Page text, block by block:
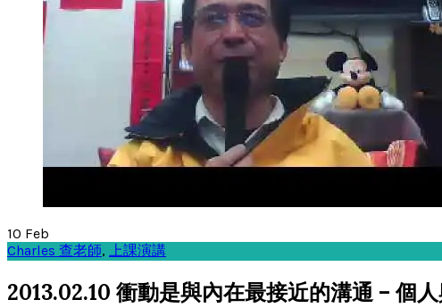
10 Feb
Charles 查老師, 上課演講
2013.02.10 衝動是與內在最接近的溝通 – 個